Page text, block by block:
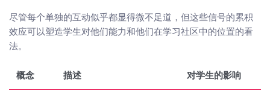
尽管每个单独的互动似乎都显得微不足道，但这些信号的累积
效应可以塑造学生对他们能力和他们在学习社区中的位置的看
法。
概念 描述 对学生的影响